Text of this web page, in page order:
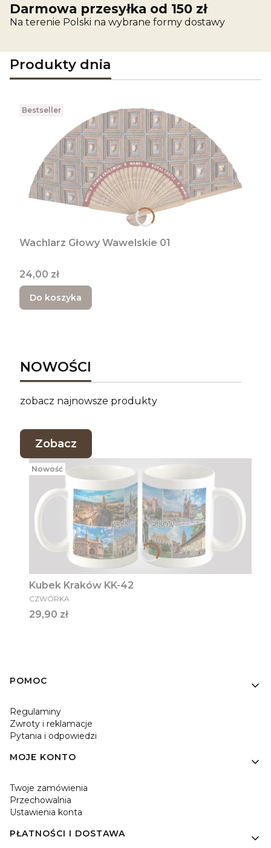
Darmowa przesyłka od 150 zł
Na terenie Polski na wybrane formy dostawy
Produkty dnia
Bestseller
Wachlarz Głowy Wawelskie 01
Cena
24,00 zł
Do koszyka
NOWOŚCI
zobacz najnowsze produkty
Zobacz
Nowość
Kubek Kraków KK-42
PRODUCENT
CZWÓRKA
Cena
29,90 zł
Linki w stopce
POMOC
Regulaminy
Zwroty i reklamacje
Pytania i odpowiedzi
MOJE KONTO
Twoje zamówienia
Przechowalnia
Ustawienia konta
PŁATNOŚCI I DOSTAWA